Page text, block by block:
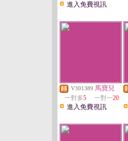
進入免費視訊
V301389 馬寶兒
一對多5 一對一20
進入免費視訊